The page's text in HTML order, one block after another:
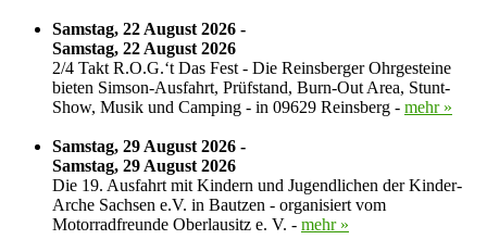
Samstag, 22 August 2026 -
Samstag, 22 August 2026
2/4 Takt R.O.G.‘t Das Fest - Die Reinsberger Ohrgesteine
bieten Simson-Ausfahrt, Prüfstand, Burn-Out Area, Stunt-
Show, Musik und Camping - in 09629 Reinsberg - mehr »
Samstag, 29 August 2026 -
Samstag, 29 August 2026
Die 19. Ausfahrt mit Kindern und Jugendlichen der Kinder-
Arche Sachsen e.V. in Bautzen - organisiert vom
Motorradfreunde Oberlausitz e. V. - mehr »